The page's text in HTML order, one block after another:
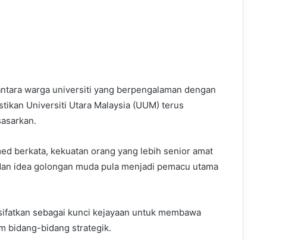
warga universiti yang berpengalaman dengan
Universiti Utara Malaysia (UUM) terus
berkata, kekuatan orang yang lebih senior amat
idea golongan muda pula menjadi pemacu utama
sebagai kunci kejayaan untuk membawa
bidang-bidang strategik.